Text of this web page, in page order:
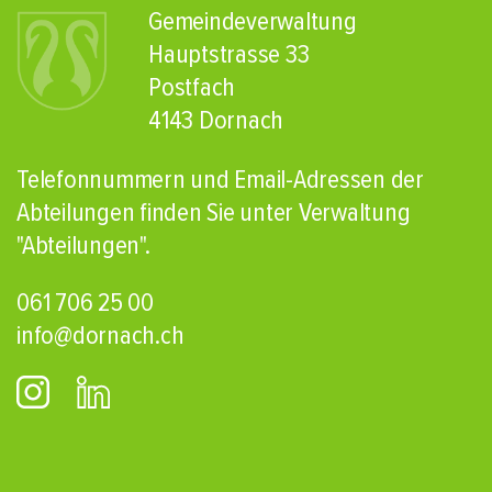
Gemeindeverwaltung
Hauptstrasse 33
Postfach
4143 Dornach
Telefonnummern und Email-Adressen der
Abteilungen finden Sie unter Verwaltung
"Abteilungen".
061 706 25 00
info@dornach.ch